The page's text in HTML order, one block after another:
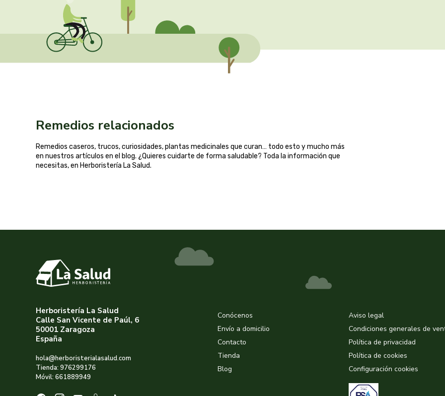
Remedios relacionados
Remedios caseros, trucos, curiosidades, plantas medicinales que curan… todo esto y mucho más
en nuestros artículos en el blog. ¿Quieres cuidarte de forma saludable? Toda la información que
necesitas, en Herboristería La Salud.
Herboristería La Salud
Calle San Vicente de Paúl, 6
50001 Zaragoza
España
hola@herboristerialasalud.com
Tienda: 976299176
Móvil: 661889949
Conócenos
Envío a domicilio
Contacto
Tienda
Blog
Aviso legal
Condiciones generales de
Política de privacidad
Política de cookies
Configuración cookies